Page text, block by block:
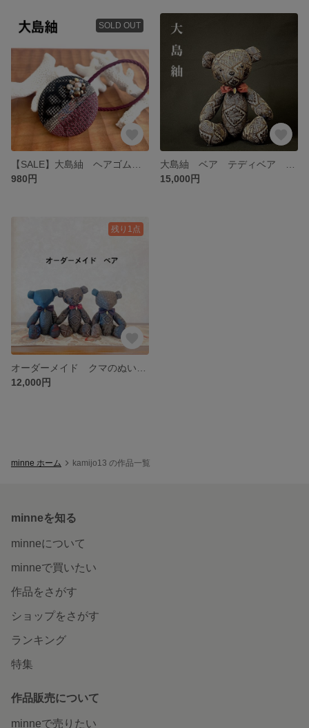
SOLD OUT
980円
15,000円
残り1点
12,000円
minne ホーム kamijo13 の作品一覧
minneを知る
minneについて
minneで買いたい
作品をさがす
ショップをさがす
ランキング
特集
作品販売について
minneで売りたい